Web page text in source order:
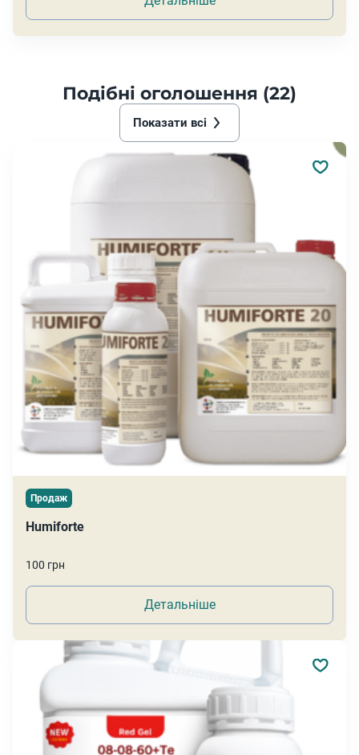
Подібні оголошення (22)
Показати всі
Продаж
Humiforte
100 грн
Детальніше